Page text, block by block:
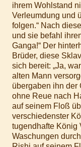
ihrem Wohlstand
Verleumdung und
folgen.“ Nach
und sie befahl
Ganga!“ Der
Brüder, diese
sich bereit: „Ja,
alten Mann
übergaben ihn der
ohne Reue nach
auf seinem Floß
verschiedenster
tugendhafte König
Waschungen